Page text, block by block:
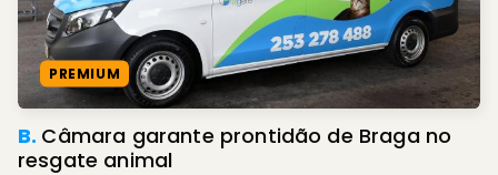
PREMIUM
B. Câmara garante prontidão de Braga no
resgate animal